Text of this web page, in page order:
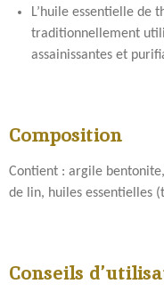
L’huile essentielle de
traditionnellement
assainissantes et
Composition
Contient : argile
de lin, huiles essentielles
Conseils